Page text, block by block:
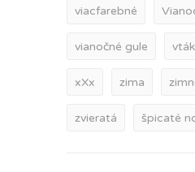
viacfarebné
vianočné gule
xXx zima
zvieratá špicaté